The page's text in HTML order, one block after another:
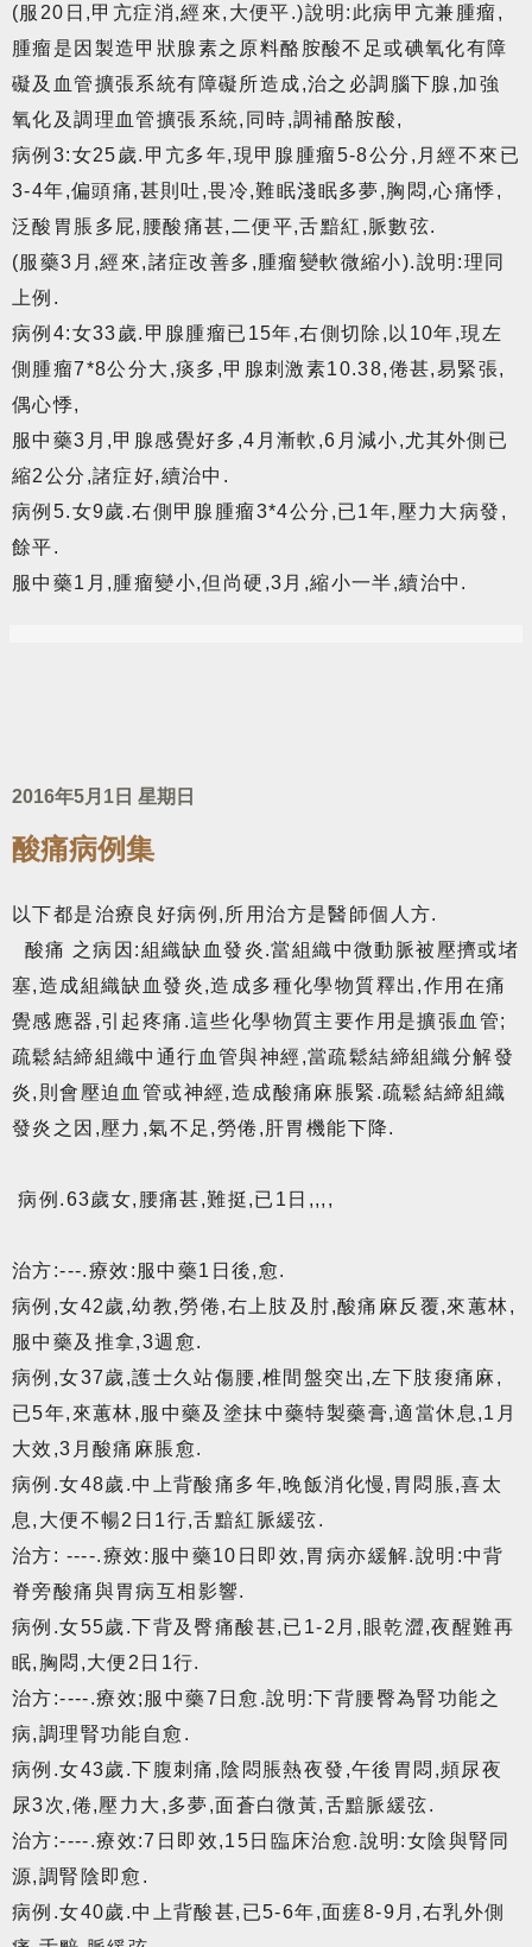
(服20日,甲亢症消,經來,大便平.)說明:此病甲亢兼腫瘤,
腫瘤是因製造甲狀腺素之原料酪胺酸不足或碘氧化有障
礙及血管擴張系統有障礙所造成,治之必調腦下腺,加強
氧化及調理血管擴張系統,同時,調補酪胺酸,
病例3:女25歲.甲亢多年,現甲腺腫瘤5-8公分,月經不來已
3-4年,偏頭痛,甚則吐,畏冷,難眠淺眠多夢,胸悶,心痛悸,
泛酸胃脹多屁,腰酸痛甚,二便平,舌黯紅,脈數弦.
(服藥3月,經來,諸症改善多,腫瘤變軟微縮小).說明:理同
上例.
病例4:女33歲.甲腺腫瘤已15年,右側切除,以10年,現左
側腫瘤7*8公分大,痰多,甲腺刺激素10.38,倦甚,易緊張,
偶心悸,
服中藥3月,甲腺感覺好多,4月漸軟,6月減小,尤其外側已
縮2公分,諸症好,續治中.
病例5.女9歲.右側甲腺腫瘤3*4公分,已1年,壓力大病發,
餘平.
服中藥1月,腫瘤變小,但尚硬,3月,縮小一半,續治中.
2016年5月1日 星期日
酸痛病例集
以下都是治療良好病例,所用治方是醫師個人方.
酸痛 之病因:組織缺血發炎.當組織中微動脈被壓擠或堵
塞,造成組織缺血發炎,造成多種化學物質釋出,作用在痛
覺感應器,引起疼痛.這些化學物質主要作用是擴張血管;
疏鬆結締組織中通行血管與神經,當疏鬆結締組織分解發
炎,則會壓迫血管或神經,造成酸痛麻脹緊.疏鬆結締組織
發炎之因,壓力,氣不足,勞倦,肝胃機能下降.
病例.63歲女,腰痛甚,難挺,已1日,,,,
治方:---.療效:服中藥1日後,愈.
病例,女42歲,幼教,勞倦,右上肢及肘,酸痛麻反覆,來蕙林,
服中藥及推拿,3週愈.
病例,女37歲,護士久站傷腰,椎間盤突出,左下肢痠痛麻,
已5年,來蕙林,服中藥及塗抹中藥特製藥膏,適當休息,1月
大效,3月酸痛麻脹愈.
病例.女48歲.中上背酸痛多年,晚飯消化慢,胃悶脹,喜太
息,大便不暢2日1行,舌黯紅脈緩弦.
治方: ----.療效:服中藥10日即效,胃病亦緩解.說明:中背
脊旁酸痛與胃病互相影響.
病例.女55歲.下背及臀痛酸甚,已1-2月,眼乾澀,夜醒難再
眠,胸悶,大便2日1行.
治方:----.療效;服中藥7日愈.說明:下背腰臀為腎功能之
病,調理腎功能自愈.
病例.女43歲.下腹刺痛,陰悶脹熱夜發,午後胃悶,頻尿夜
尿3次,倦,壓力大,多夢,面蒼白微黃,舌黯脈緩弦.
治方:----.療效:7日即效,15日臨床治愈.說明:女陰與腎同
源,調腎陰即愈.
病例.女40歲.中上背酸甚,已5-6年,面瘥8-9月,右乳外側